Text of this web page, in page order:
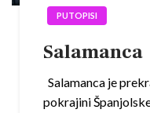
PUTOPISI
Salamanca
Salamanca je
pokrajini